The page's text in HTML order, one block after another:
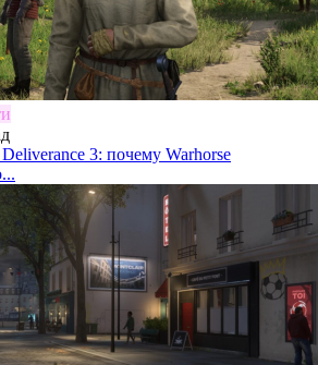
3: почему Warhorse